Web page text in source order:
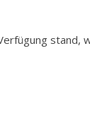
stand,